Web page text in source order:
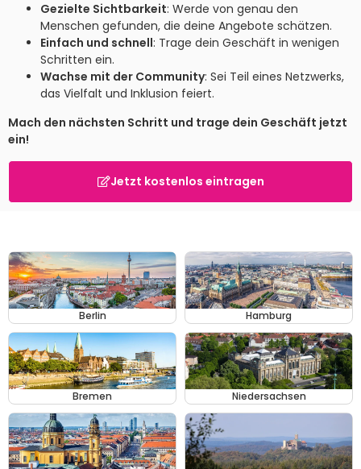
Gezielte Sichtbarkeit: Werde von genau den
Menschen gefunden, die deine Angebote schätzen.
Einfach und schnell: Trage dein Geschäft in wenigen
Schritten ein.
Wachse mit der Community: Sei Teil eines Netzwerks,
das Vielfalt und Inklusion feiert.
Mach den nächsten Schritt und trage dein Geschäft jetzt
ein!
Jetzt kostenlos eintragen
Berlin Hamburg
Bremen Niedersachsen